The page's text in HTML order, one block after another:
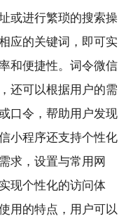
或进行繁琐的搜索操
应的关键词，即可实
和便捷性。词令微信
还可以根据用户的需
口令，帮助用户发现
小程序还支持个性化
求，设置与常用网
现个性化的访问体
用的特点，用户可以